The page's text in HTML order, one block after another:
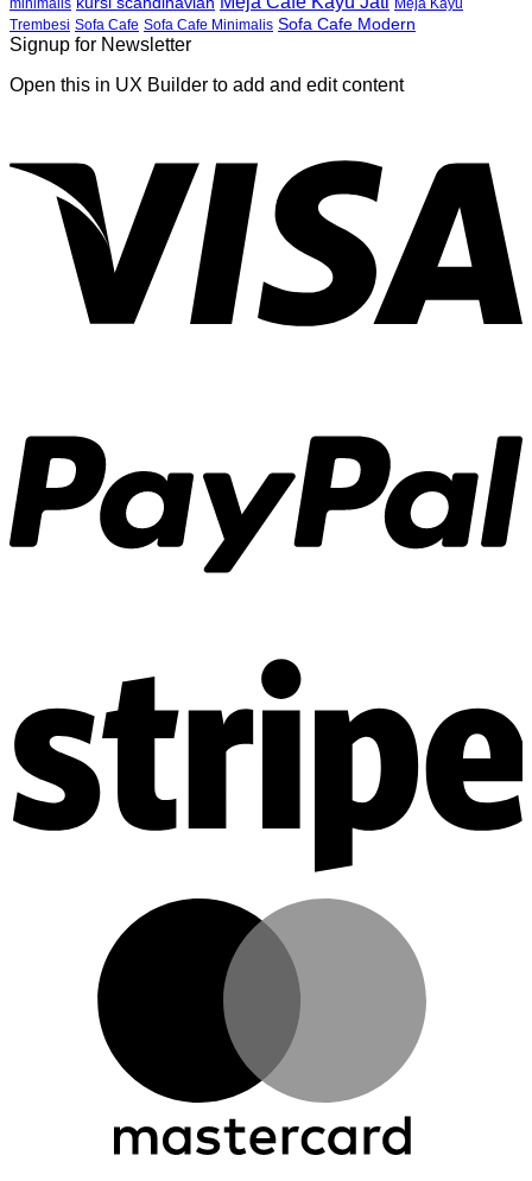
minimalis
Trembesi Sofa Cafe Sofa Cafe Minimalis Sofa Cafe Modern
Signup for Newsletter
Open this in UX Builder to add and edit content